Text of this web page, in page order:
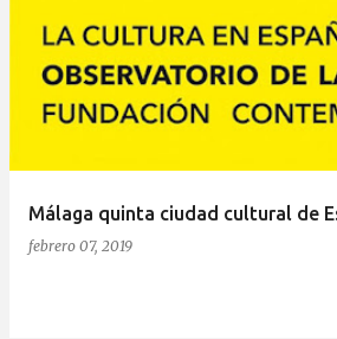
Málaga quinta ciudad cultural de
febrero 07, 2019